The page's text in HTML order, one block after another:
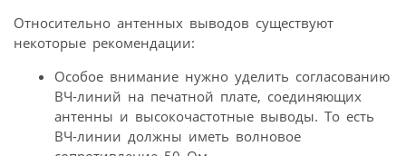
Относительно антенных выводов существуют
некоторые рекомендации:
Особое внимание нужно уделить согласованию
ВЧ-линий на печатной плате, соединяющих
антенны и высокочастотные выводы. То есть
ВЧ-линии должны иметь волновое